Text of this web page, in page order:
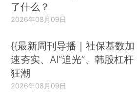
了什么？
2026年08月09日
{{最新周刊导播｜社保基数加
速夯实、AI“追光”、韩股杠杆
狂潮
2026年08月09日